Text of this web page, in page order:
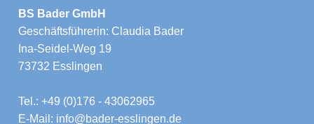
BS Bader GmbH
Geschäftsführerin: Claudia Bader
Ina-Seidel-Weg 19
73732 Esslingen
Tel.: +49 (0)176 - 43062965
E-Mail: info@bader-esslingen.de